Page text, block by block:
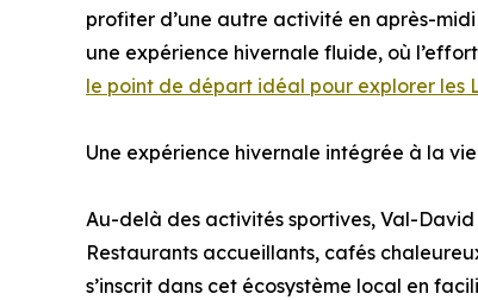
profiter d’une autre activité en après-
une expérience hivernale fluide, où
le point de départ idéal pour explorer les
Une expérience hivernale intégrée à la
Au-delà des activités sportives, Val-
Restaurants accueillants, cafés
s’inscrit dans cet écosystème local en